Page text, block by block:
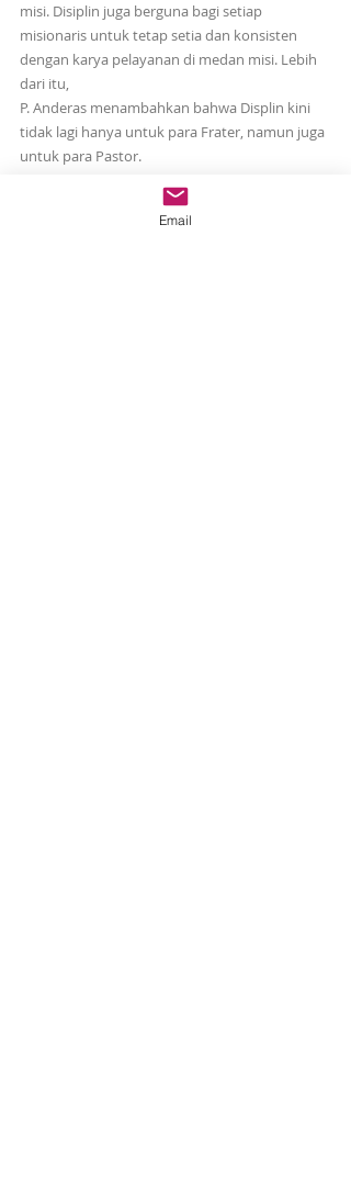
misi. Disiplin juga berguna bagi setiap
misionaris untuk tetap setia dan konsisten
dengan karya pelayanan di medan misi. Lebih
dari itu,
P. Anderas menambahkan bahwa Displin kini
tidak lagi hanya untuk para Frater, namun juga
untuk para Pastor.
Email